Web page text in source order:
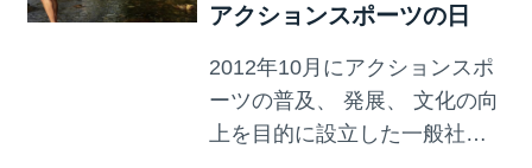
アクションスポーツの日
2012年10月にアクションスポ
ーツの普及、 発展、 文化の向
上を目的に設立した一般社団